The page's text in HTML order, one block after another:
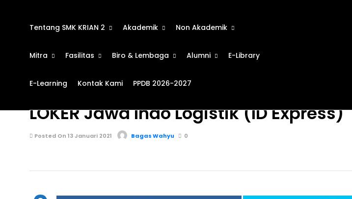
Tentang SMK KRIAN 2 Akademik Non Akademik
Mitra Fasilitas Biro & Lembaga Alumni E-Library
E-Learning Kontak Kami PPDB 2026-2027
LOKER Jawa Indo Logistik (ID Express)
Posted On 13 Januari 2021 Bagas Wahyu 0